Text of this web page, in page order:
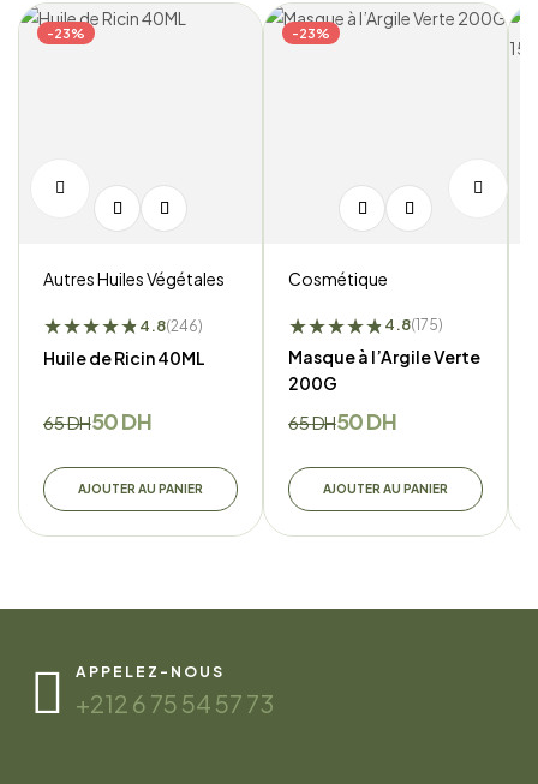
-23%
Autres Huiles Végétales
★★★★★
★4.8(246)
Huile de Ricin 40ML
65DH50DH
AJOUTER AU PANIER
-23%
Cosmétique
★★★★★
★4.8(175)
Masque à l’Argile Verte
200G
65DH50DH
AJOUTER AU PANIER
APPELEZ-NOUS
+212 6 75 54 57 73